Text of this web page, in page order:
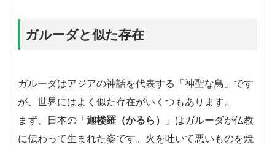
ガルーダと似た存在
ガルーダはアジアの神話を代表する「神聖な鳥」です
が、世界にはよく似た存在がいくつもあります。
まず、日本の「迦楼羅（かるら）
」はガルーダが仏教
に伝わって生まれた姿です。火を吐いて悪いものを焼